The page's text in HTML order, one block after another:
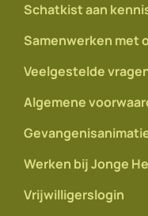
Schatkist aan
Samenwerken met
Veelgestelde
Algemene
Werken bij Jonge
Vrijwilligerslogin